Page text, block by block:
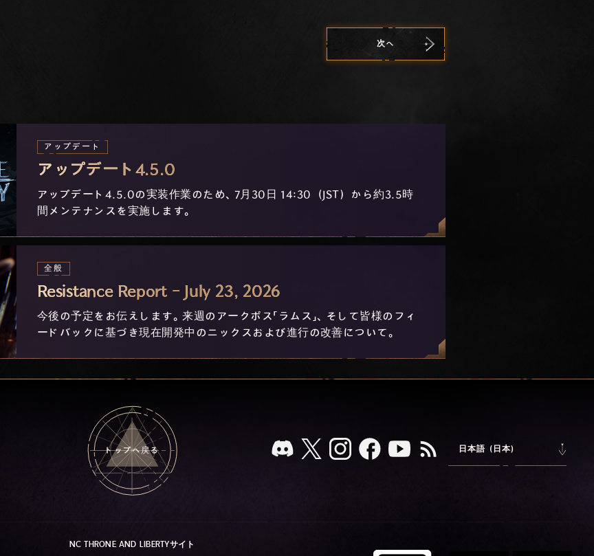
次へ
アップデート
アップデート4.5.0
アップデート4.5.0の実装作業のため、7月30日 14:30（JST）から約3.5時
間メンテナンスを実施します。
全般
Resistance Report - July 23, 2026
今後の予定をお伝えします。来週のアークボス「ラムス」、そして皆様のフィ
ードバックに基づき現在開発中のニックスおよび進行の改善について。
トップへ戻る 日本語 (日本)
NC THRONE AND LIBERTYサイト